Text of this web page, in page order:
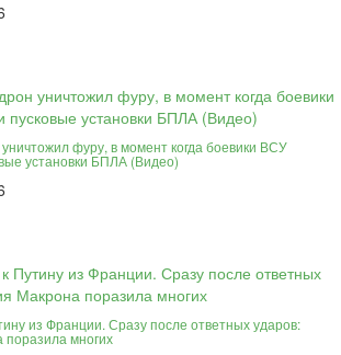
фуру, в момент когда боевики ВСУ
установки БПЛА (Видео)
из Франции. Сразу после ответных ударов:
многих